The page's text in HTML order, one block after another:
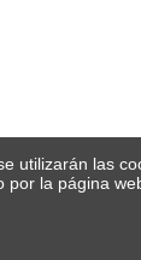
utilizarán las
la página